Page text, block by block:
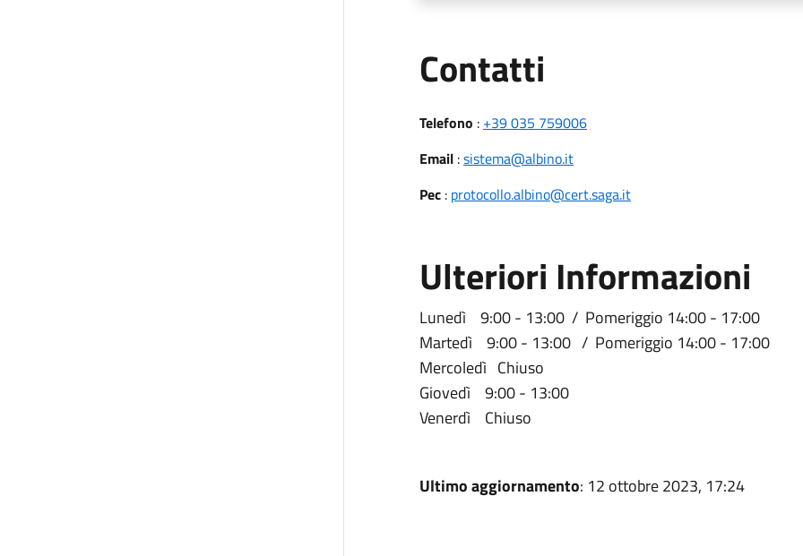
Contatti
Telefono : +39 035 759006
Email:sistema@albino.it
Pec: protocollo.albino@cert.saga.it
Ulteriori Informazioni
Lunedì 9:00 - 13:00 / Pomeriggio 14:00 - 17:00
Martedì 9:00 - 13:00 / Pomeriggio 14:00 - 17:00
Mercoledì Chiuso
Giovedì 9:00 - 13:00
Venerdì Chiuso
Ultimo aggiornamento: 12 ottobre 2023, 17:24